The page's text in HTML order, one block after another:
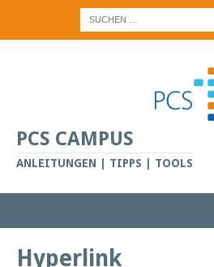
PCS CAMPUS
ANLEITUNGEN | TIPPS | TOOLS
Hyperlink